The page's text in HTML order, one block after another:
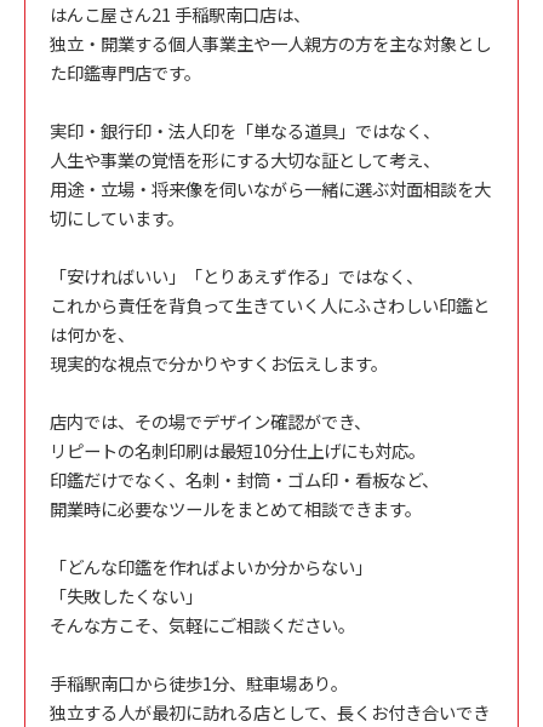
はんこ屋さん21 手稲駅南口店は、
独立・開業する個人事業主や一人親方の方を主な対象とし
た印鑑専門店です。
実印・銀行印・法人印を「単なる道具」ではなく、
人生や事業の覚悟を形にする大切な証として考え、
用途・立場・将来像を伺いながら一緒に選ぶ対面相談を大
切にしています。
「安ければいい」「とりあえず作る」ではなく、
これから責任を背負って生きていく人にふさわしい印鑑と
は何かを、
現実的な視点で分かりやすくお伝えします。
店内では、その場でデザイン確認ができ、
リピートの名刺印刷は最短10分仕上げにも対応。
印鑑だけでなく、名刺・封筒・ゴム印・看板など、
開業時に必要なツールをまとめて相談できます。
「どんな印鑑を作ればよいか分からない」
「失敗したくない」
そんな方こそ、気軽にご相談ください。
手稲駅南口から徒歩1分、駐車場あり。
独立する人が最初に訪れる店として、長くお付き合いでき